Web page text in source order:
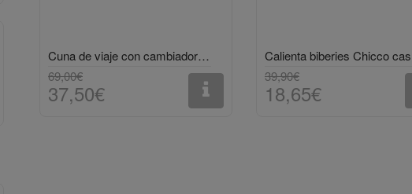
Cuna de viaje con cambiador Monbebé
69,00€
37,50€
39,90€
18,65€